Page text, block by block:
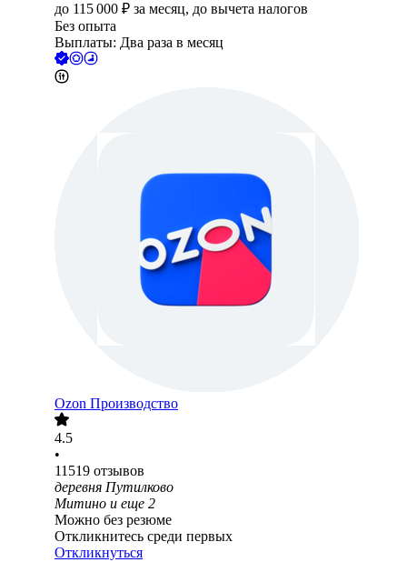
до 115 000 ₽ за месяц, до вычета налогов
Без опыта
Выплаты: Два раза в месяц
Ozon Производство
4.5
•
11519 отзывов
деревня Путилково
Митино и еще 2
Можно без резюме
Откликнитесь среди первых
Откликнуться